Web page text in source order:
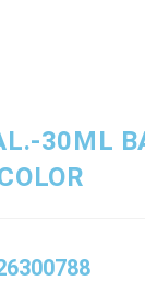
30ML